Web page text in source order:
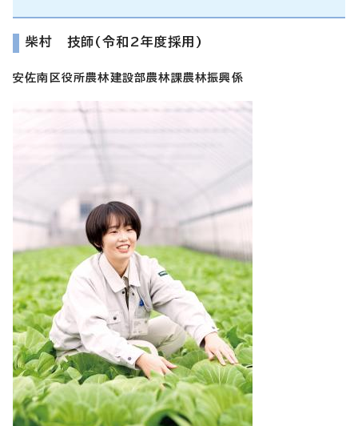
柴村 技師(令和2年度採用)
安佐南区役所農林建設部農林課農林振興係